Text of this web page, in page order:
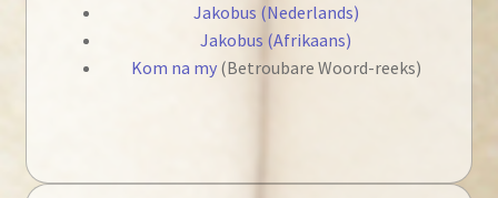
Jakobus (Nederlands)
Jakobus (Afrikaans)
Kom na my(Betroubare Woord-reeks)